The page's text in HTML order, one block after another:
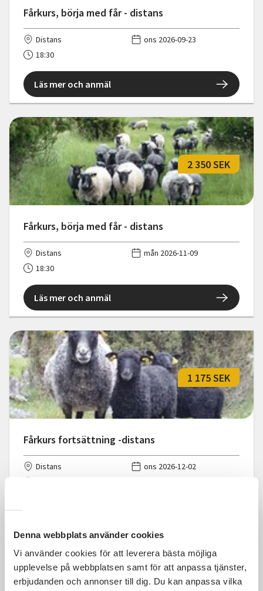
Denna webbplats använder cookies
Vi använder cookies för att leverera bästa möjliga
upplevelse på webbplatsen samt för att anpassa tjänster,
erbjudanden och annonser till dig. Du kan anpassa vilka
Fårkurs, börja med får - distans
Distans
ons 2026-09-23
18:30
Läs mer och anmäl
Fårkurs, börja med får - distans
2 350 SEK
Distans
mån 2026-11-09
18:30
Läs mer och anmäl
Fårkurs fortsättning -distans
1 175 SEK
Distans
ons 2026-12-02